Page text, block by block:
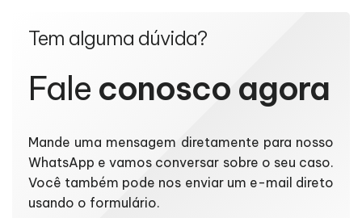
Tem alguma dúvida?
Fale conosco agora
Mande uma mensagem diretamente para nosso
WhatsApp e vamos conversar sobre o seu caso.
Você também pode nos enviar um e-mail direto
usando o formulário.